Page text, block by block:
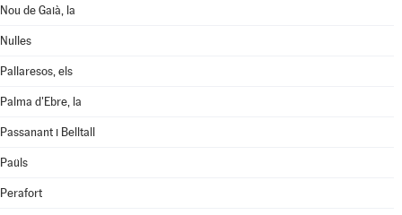
Nou de Gaià, la
Nulles
Pallaresos, els
Palma d'Ebre, la
Passanant i Belltall
Paüls
Perafort